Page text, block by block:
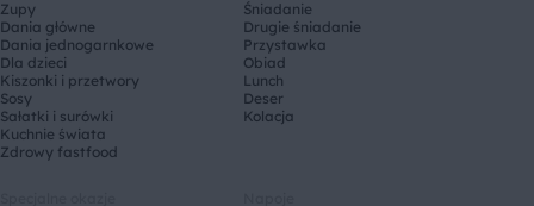
Zupy
Dania główne
Dania jednogarnkowe
Dla dzieci
Kiszonki i przetwory
Sosy
Sałatki i surówki
Kuchnie świata
Zdrowy fastfood
Śniadanie
Drugie śniadanie
Przystawka
Obiad
Lunch
Deser
Kolacja